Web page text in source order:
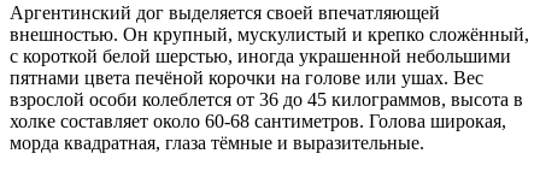
Аргентинский дог выделяется своей впечатляющей
внешностью. Он крупный, мускулистый и крепко сложённый,
с короткой белой шерстью, иногда украшенной небольшими
пятнами цвета печёной корочки на голове или ушах. Вес
взрослой особи колеблется от 36 до 45 килограммов, высота в
холке составляет около 60-68 сантиметров. Голова широкая,
морда квадратная, глаза тёмные и выразительные.